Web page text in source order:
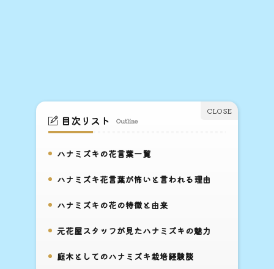
目次リスト Outline
1.ハナミズキの花言葉一覧
2.ハナミズキ花言葉が怖いと言われる理由
3.ハナミズキの花の特徴と由来
4.元花屋スタッフが見たハナミズキの魅力
5.
庭木としてのハナミズキ栽培経験談